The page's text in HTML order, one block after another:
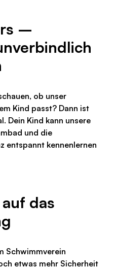
–
ob unser
Kind passt? Dann ist
Dein Kind kann unsere
und die
entspannt kennenlernen
das
Schwimmverein
etwas mehr Sicherheit